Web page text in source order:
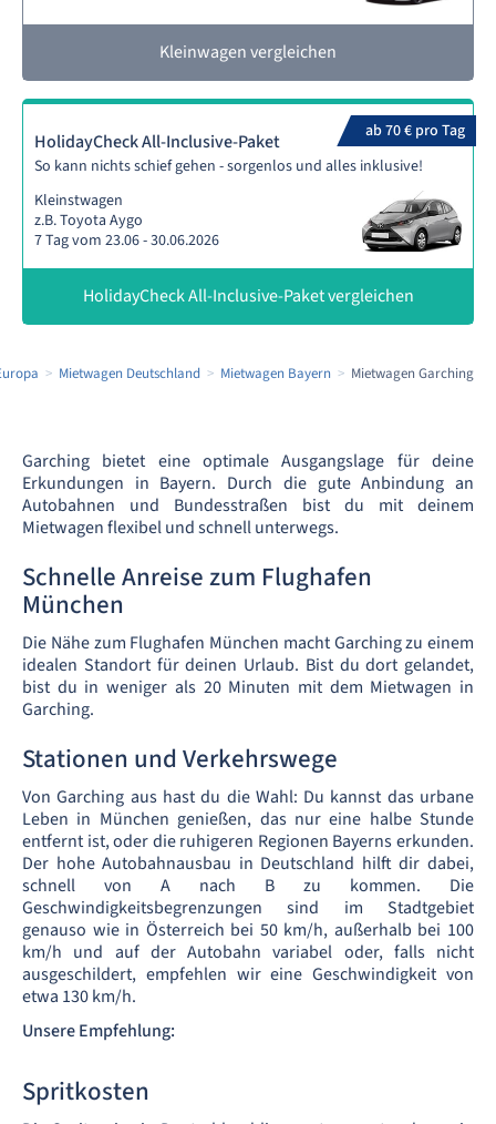
Kleinwagen vergleichen
ab 70 € pro Tag
HolidayCheck All-Inclusive-Paket
So kann nichts schief gehen - sorgenlos und alles inklusive!
Kleinstwagen
z.B. Toyota Aygo
7 Tag vom 23.06 - 30.06.2026
HolidayCheck All-Inclusive-Paket vergleichen
Mietwagen Deutschland Mietwagen Bayern Mietwagen Garching
Garching bietet eine optimale Ausgangslage für deine
Erkundungen in Bayern. Durch die gute Anbindung an
Autobahnen und Bundesstraßen bist du mit deinem
Mietwagen flexibel und schnell unterwegs.
Schnelle Anreise zum Flughafen
München
Die Nähe zum Flughafen München macht Garching zu einem
idealen Standort für deinen Urlaub. Bist du dort gelandet,
bist du in weniger als 20 Minuten mit dem Mietwagen in
Garching.
Stationen und Verkehrswege
Von Garching aus hast du die Wahl: Du kannst das urbane
Leben in München genießen, das nur eine halbe Stunde
entfernt ist, oder die ruhigeren Regionen Bayerns erkunden.
Der hohe Autobahnausbau in Deutschland hilft dir dabei,
schnell von A nach B zu kommen. Die
Geschwindigkeitsbegrenzungen sind im Stadtgebiet
genauso wie in Österreich bei 50 km/h, außerhalb bei 100
km/h und auf der Autobahn variabel oder, falls nicht
ausgeschildert, empfehlen wir eine Geschwindigkeit von
etwa 130 km/h.
Unsere Empfehlung:
Spritkosten